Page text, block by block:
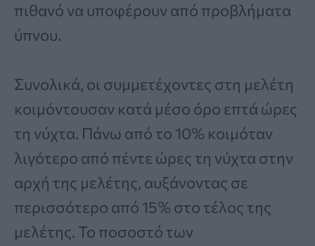
πιθανό να υποφέρουν από προβλήματα
ύπνου.
Συνολικά, οι συμμετέχοντες στη μελέτη
κοιμόντουσαν κατά μέσο όρο επτά ώρες
τη νύχτα. Πάνω από το 10% κοιμόταν
λιγότερο από πέντε ώρες τη νύχτα στην
αρχή της μελέτης, αυξάνοντας σε
περισσότερο από 15% στο τέλος της
μελέτης. Το ποσοστό των